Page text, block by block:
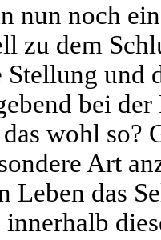
nun noch
zu dem
Stellung und
bei
wohl so?
Art
Leben das
innerhalb